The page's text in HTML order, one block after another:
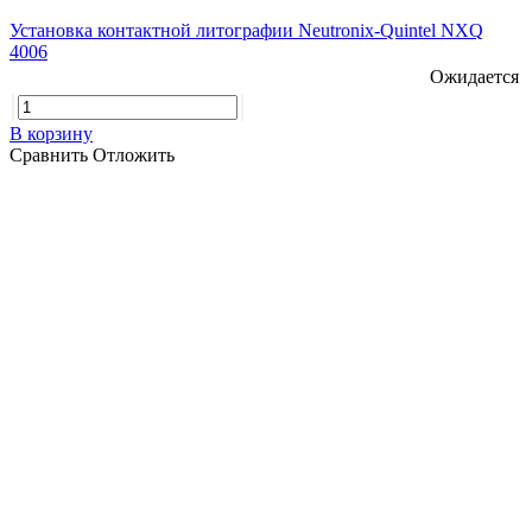
Установка контактной литографии Neutronix-Quintel NXQ
4006
Ожидается
В корзину
Сравнить Отложить